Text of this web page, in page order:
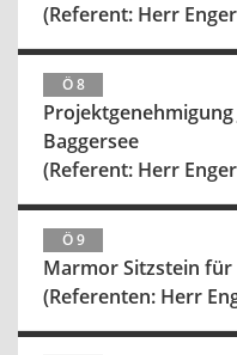
(Referent: Herr
Ö 8
Baggersee
(Referent: Herr
Ö 9
Marmor Sitzstein
(Referenten: Herr